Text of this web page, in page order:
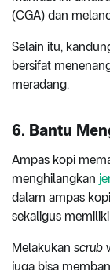
(CGA) dan
Selain itu,
bersifat
meradang.
6. Bantu
Ampas kopi
menghilangkan
dalam ampas
sekaligus
Melakukan scrub
juga bisa